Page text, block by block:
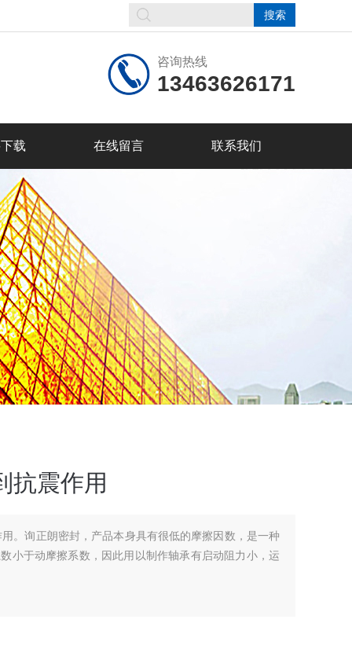
咨询热线
13463626171
载 在线留言 联系我们
抗震作用
。询正朗密封，产品本身具有很低的摩擦因数，是一种
小于动摩擦系数，因此用以制作轴承有启动阻力小，运